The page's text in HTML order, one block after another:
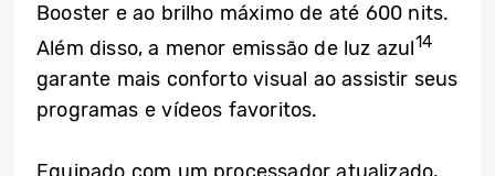
Booster e ao brilho máximo de até 600 nits.
Além disso, a menor emissão de luz azul14
garante mais conforto visual ao assistir seus
programas e vídeos favoritos.